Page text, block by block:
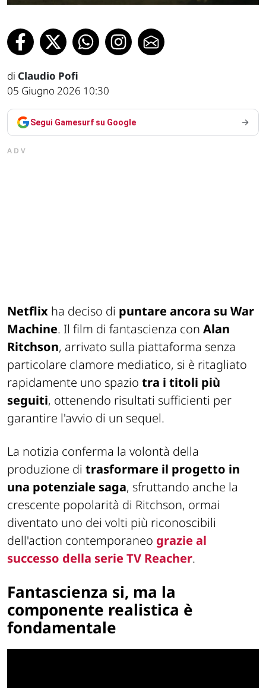
di Claudio Pofi
05 Giugno 2026 10:30
Segui Gamesurf su Google
ADV
Netflix ha deciso di puntare ancora su War
Machine. Il film di fantascienza con Alan
Ritchson, arrivato sulla piattaforma senza
particolare clamore mediatico, si è ritagliato
rapidamente uno spazio tra i titoli più
seguiti, ottenendo risultati sufficienti per
garantire l'avvio di un sequel.
La notizia conferma la volontà della
produzione di trasformare il progetto in
una potenziale saga, sfruttando anche la
crescente popolarità di Ritchson, ormai
diventato uno dei volti più riconoscibili
dell'action contemporaneo grazie al
successo della serie TV Reacher.
Fantascienza si, ma la
componente realistica è
fondamentale